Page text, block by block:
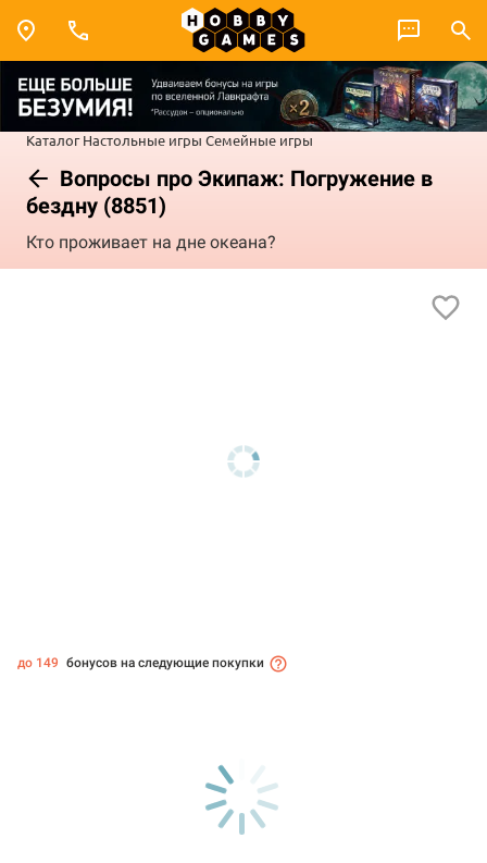
Каталог Настольные игры Семейные игры
Вопросы про Экипаж: Погружение в
бездну (8851)
Кто проживает на дне океана?
до 149 бонусов на следующие покупки